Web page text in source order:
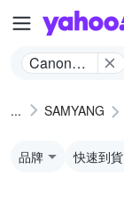
Canon專
SAMYANG
品牌 快速到貨